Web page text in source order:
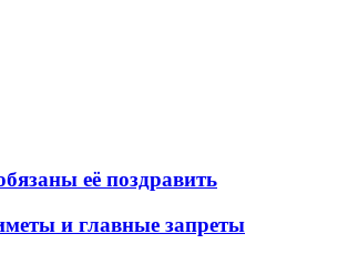
её поздравить
и главные запреты